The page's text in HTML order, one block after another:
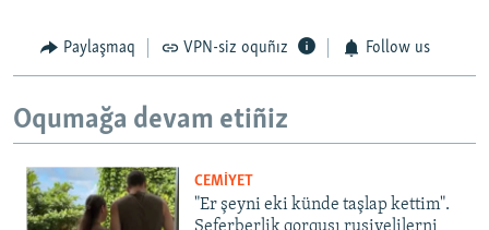
Paylaşmaq VPN-siz oquñız Follow us
Oqumağa devam etiñiz
CEMİYET
"Er şeyni eki künde taşlap kettim".